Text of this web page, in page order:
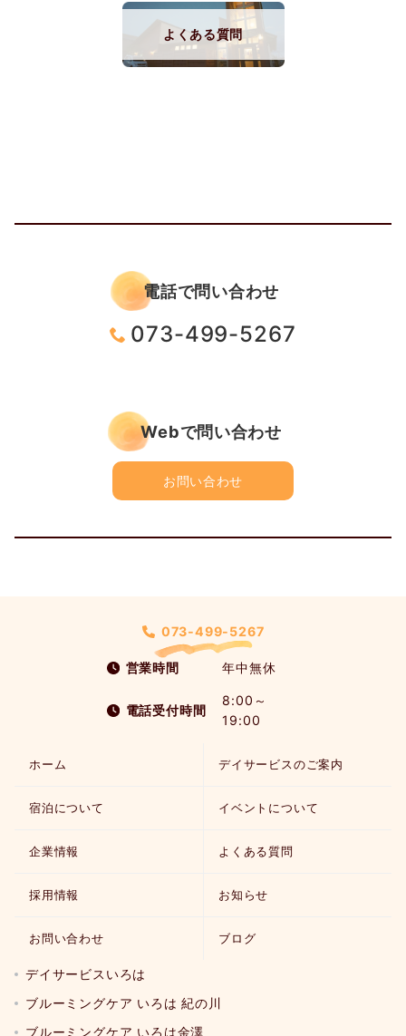
よくある質問
電話で問い合わせ
073-499-5267
Webで問い合わせ
お問い合わせ
073-499-5267
営業時間 年中無休
電話受付時間
8:00～
19:00
ホーム デイサービスのご案内
宿泊について イベントについて
企業情報 よくある質問
採用情報 お知らせ
お問い合わせ ブログ
デイサービスいろは
ブルーミングケア いろは 紀の川
ブルーミングケア いろは金澤